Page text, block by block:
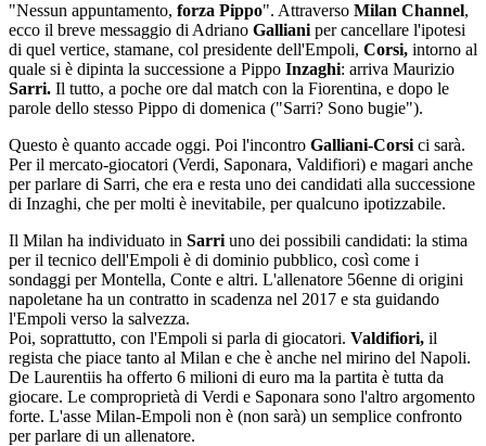
"Nessun appuntamento, forza Pippo". Attraverso Milan Channel,
ecco il breve messaggio di Adriano Galliani per cancellare l'ipotesi
di quel vertice, stamane, col presidente dell'Empoli, Corsi, intorno al
quale si è dipinta la successione a Pippo Inzaghi: arriva Maurizio
Sarri. Il tutto, a poche ore dal match con la Fiorentina, e dopo le
parole dello stesso Pippo di domenica ("Sarri? Sono bugie").
Questo è quanto accade oggi. Poi l'incontro Galliani-Corsi ci sarà.
Per il mercato-giocatori (Verdi, Saponara, Valdifiori) e magari anche
per parlare di Sarri, che era e resta uno dei candidati alla successione
di Inzaghi, che per molti è inevitabile, per qualcuno ipotizzabile.
Il Milan ha individuato in Sarri uno dei possibili candidati: la stima
per il tecnico dell'Empoli è di dominio pubblico, così come i
sondaggi per Montella, Conte e altri. L'allenatore 56enne di origini
napoletane ha un contratto in scadenza nel 2017 e sta guidando
l'Empoli verso la salvezza.
Poi, soprattutto, con l'Empoli si parla di giocatori. Valdifiori, il
regista che piace tanto al Milan e che è anche nel mirino del Napoli.
De Laurentiis ha offerto 6 milioni di euro ma la partita è tutta da
giocare. Le comproprietà di Verdi e Saponara sono l'altro argomento
forte. L'asse Milan-Empoli non è (non sarà) un semplice confronto
per parlare di un allenatore.